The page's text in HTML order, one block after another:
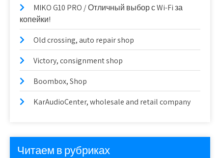
MIKO G10 PRO / Отличный выбор с Wi-Fi за
копейки!
Old crossing, auto repair shop
Victory, consignment shop
Boombox, Shop
KarAudioCenter, wholesale and retail company
Читаем в рубриках